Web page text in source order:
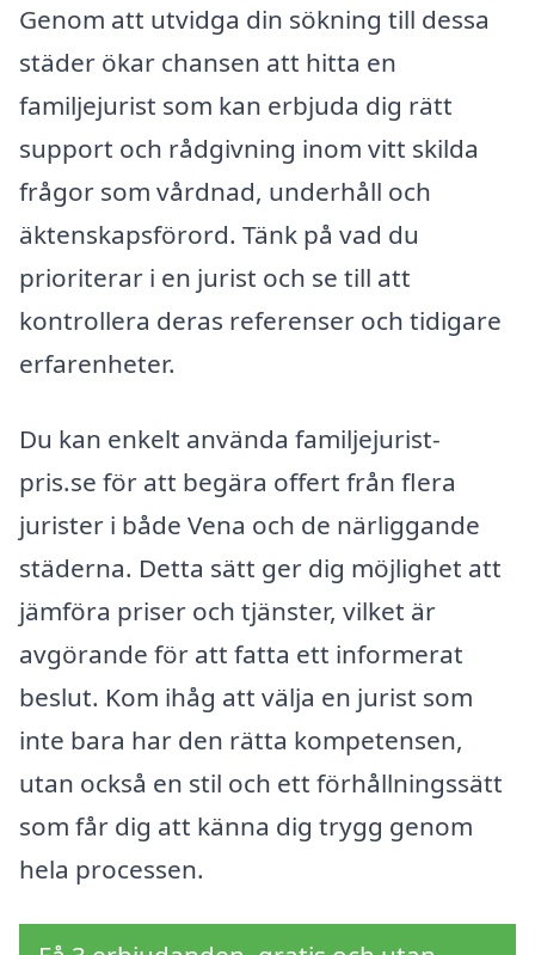
Genom att utvidga din sökning till dessa
städer ökar chansen att hitta en
familjejurist som kan erbjuda dig rätt
support och rådgivning inom vitt skilda
frågor som vårdnad, underhåll och
äktenskapsförord. Tänk på vad du
prioriterar i en jurist och se till att
kontrollera deras referenser och tidigare
erfarenheter.
Du kan enkelt använda familjejurist-
pris.se för att begära offert från flera
jurister i både Vena och de närliggande
städerna. Detta sätt ger dig möjlighet att
jämföra priser och tjänster, vilket är
avgörande för att fatta ett informerat
beslut. Kom ihåg att välja en jurist som
inte bara har den rätta kompetensen,
utan också en stil och ett förhållningssätt
som får dig att känna dig trygg genom
hela processen.